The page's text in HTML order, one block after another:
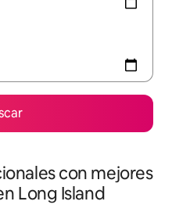
con mejores
Long Island